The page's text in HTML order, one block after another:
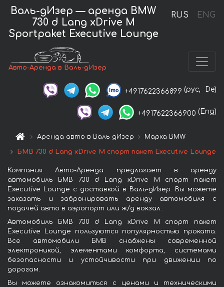
RUS ENG
Валь-дИзер — аренда BMW
730 d Lang xDrive M
Sportpaket Executive Lounge
Авто-Аренда в Валь-дИзер
+4917622366899 (рус, De)
+4917622366900 (Eng)
Аренда авто в Валь-дИзер Марка BMW
БМВ 730 d Lang xDrive M спорт пакет Executive Lounge
Компания Авто-Аренда предлагает в аренду
автомобиль БМВ 730 d Lang xDrive M спорт пакет
Executive Lounge с доставкой в Валь-дИзер. Вы можете
заказать и забронировать аренду автомобиля с
подачей авто в аэропорт или ж/д вокзал.
Автомобиль БМВ 730 d Lang xDrive M спорт пакет
Executive Lounge пользуются популярностью проката.
Все автомобили БМВ снабжены современной
электроникой, элементами комфорта, системами
безопасности и устойчивости при движении по
дорогам.
Вы можете ознакомиться с ценами и техническими